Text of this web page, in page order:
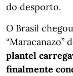
do desporto.
O Brasil
“Maracanazo”
plantel
finalmente